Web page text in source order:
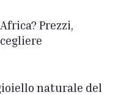
Prezzi,
naturale del